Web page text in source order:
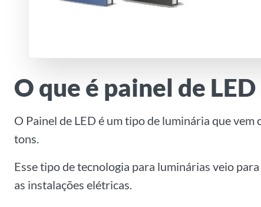
O que é painel de LED
O Painel de LED é um tipo de luminária que
tons.
Esse tipo de tecnologia para luminárias veio
as instalações elétricas.